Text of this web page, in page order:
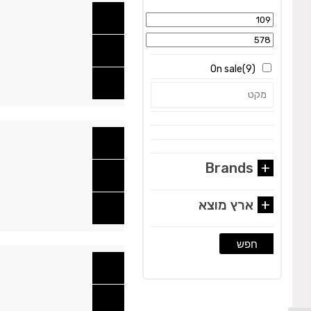
On sale(9)
Brands +
ארץ מוצא +
חפש
הוסף לשרימת משאלות